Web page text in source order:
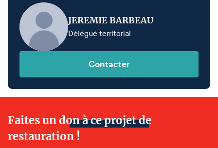
JEREMIE BARBEAU
Délégué territorial
Contacter
Faites un don à ce projet de
restauration !